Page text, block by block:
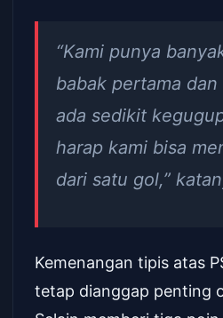
“Kami punya
babak pertama
ada sedikit
harap kami bisa
dari satu gol,”
Kemenangan tipis atas
tetap dianggap penting